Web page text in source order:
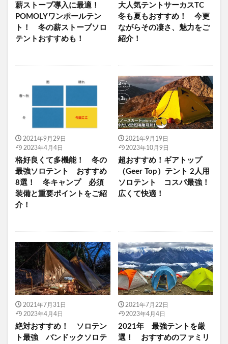
薪ストーブ導入に最適！
POMOLYワンポールテン
ト！ 冬の薪ストーブソロ
テントおすすめも！
大人気テントサーカスTC
冬も夏もおすすめ！ 今更
ながらその凄さ、魅力をご
紹介！
2021年9月29日
2023年4月4日
格好良くて多機能！ 冬の
最強ソロテント おすすめ
8選！ 冬キャンプ 必須
装備と重要ポイントをご紹
介！
2021年9月19日
2023年10月9日
超おすすめ！ギアトップ
（Geer Top）テント 2人用
ソロテント コスパ最強！
広くて快適！
2021年7月31日
2023年4月4日
絶対おすすめ！ ソロテン
ト最強 バンドックソロテ
2021年7月22日
2023年4月4日
2021年 最強テントを厳
選！ おすすめのファミリ